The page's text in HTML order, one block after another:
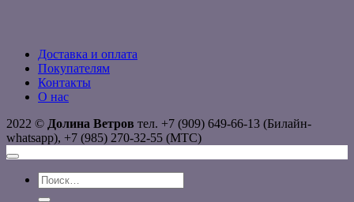
Доставка и оплата
Покупателям
Контакты
О нас
2022 © Долина Ветров тел. +7 (909) 649-66-13 (Билайн-
whatsapp), +7 (985) 270-32-55 (МТС)
Искать: